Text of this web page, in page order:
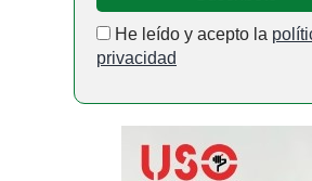
He leído y acepto la
privacidad